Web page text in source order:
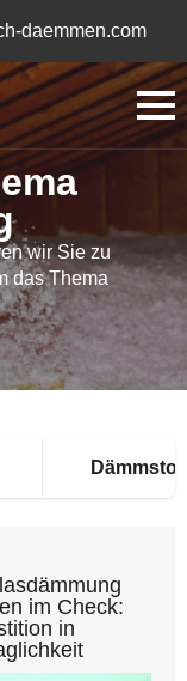
daemmen.com
wir Sie zu
das Thema
im Check:
in